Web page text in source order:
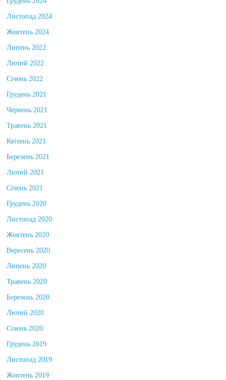
Листопад 2024
Жовтень 2024
Липень 2022
Лютий 2022
Січень 2022
Грудень 2021
Червень 2021
Травень 2021
Квітень 2021
Березень 2021
Лютий 2021
Січень 2021
Грудень 2020
Листопад 2020
Жовтень 2020
Вересень 2020
Липень 2020
Травень 2020
Березень 2020
Лютий 2020
Січень 2020
Грудень 2019
Листопад 2019
Жовтень 2019